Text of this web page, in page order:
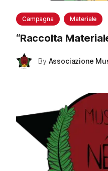
Campagna Materiale
“Raccolta
By Associazione